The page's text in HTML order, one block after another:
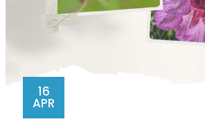
16
APR